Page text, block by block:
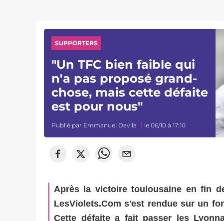
SUPPORTERS
"Un TFC bien faible qui
n'a pas proposé grand-
chose, mais cette défaite
est pour nous"
Publié par Emmanuel Davila le 06/10 à 17:10
Après la victoire toulousaine en fin
LesViolets.Com s'est rendue sur un
Cette défaite a fait passer les